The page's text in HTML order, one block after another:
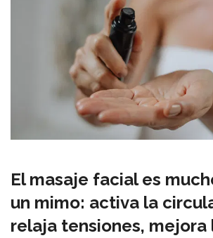
El masaje facial es
un mimo: activa la
relaja tensiones, mejora